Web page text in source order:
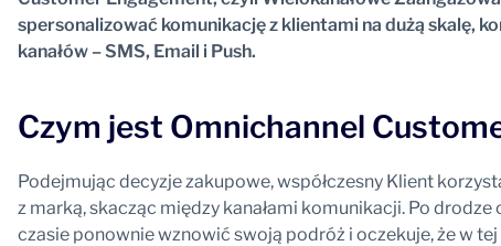
spersonalizować komunikację z klientami na dużą skalę,
kanałów – SMS, Email i Push.
Czym jest Omnichannel
Podejmując decyzje zakupowe, współczesny Klient
z marką, skacząc między kanałami komunikacji. Po
czasie ponownie wznowić swoją podróż i oczekuje, że w